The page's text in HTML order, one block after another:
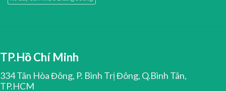
TP.Hồ Chí Minh
334 Tân Hòa Đông, P. Bình Trị Đông, Q.Bình Tân,
TP.HCM